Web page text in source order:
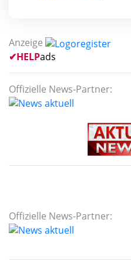
Anzeige
✔HELPads
Offizielle News-Partner:
Offizielle News-Partner: